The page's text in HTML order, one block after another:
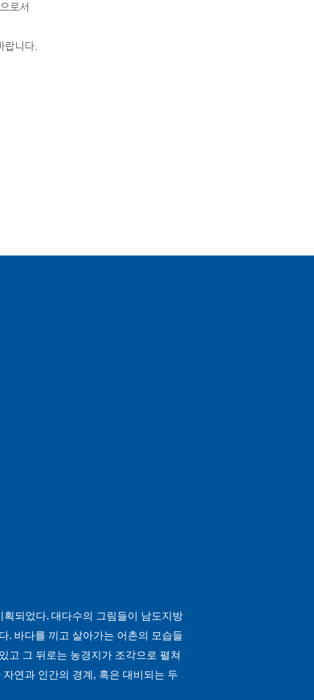
로서
니다.
되었다. 대다수의 그림들이 남도지방
. 바다를 끼고 살아가는 어촌의 모습들
고 그 뒤로는 농경지가 조각으로 펼쳐
연과 인간의 경계, 혹은 대비되는 두